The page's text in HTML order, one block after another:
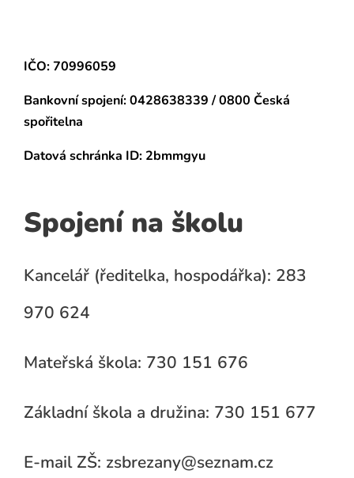
IČO: 70996059
Bankovní spojení:0428638339 / 0800 Česká
spořitelna
Datová schránka ID: 2bmmgyu
Spojení na školu
Kancelář (ředitelka, hospodářka): 283
970 624
Mateřská škola: 730 151 676
Základní škola a družina: 730 151 677
E-mail ZŠ: zsbrezany@seznam.cz